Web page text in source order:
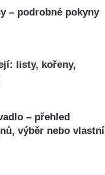
– podrobné pokyny
listy, kořeny,
– přehled
výběr nebo vlastní